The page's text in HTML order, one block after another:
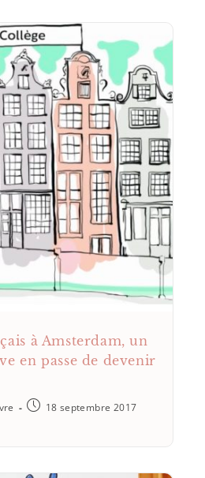
à Amsterdam, un
en passe de devenir
18 septembre 2017